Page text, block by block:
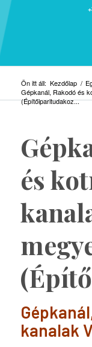
Ön itt áll: Kezdőlap /
Gépkanál, Rakodó és
(Építőiparitudakoz...
és
kanalak